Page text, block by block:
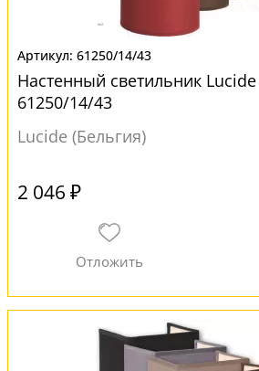
61250/14/43
Настенный светильник Lucide
61250/14/43
Lucide (Бельгия)
2 046 ₽